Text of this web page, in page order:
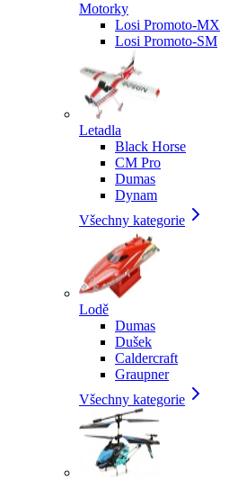
Motorky
Losi Promoto-MX
Losi Promoto-SM
Letadla
Black Horse
CM Pro
Dumas
Dynam
Všechny kategorie
Lodě
Dumas
Dušek
Caldercraft
Graupner
Všechny kategorie